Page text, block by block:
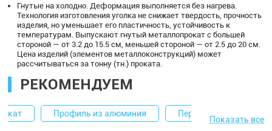
Гнутые на холодно. Деформация выполняется без нагрева.
Технология изготовления уголка не снижает твердость, прочность
изделия, но уменьшает его пластичность, устойчивость к
температурам. Выпускают гнутый металлопрокат с большей
стороной — от 3.2 до 15.5 см, меньшей стороной — от 2.5 до 20 см.
Цена изделий (элементов металлоконструкций) может
рассчитываться за тонну (тн.) проката.
РЕКОМЕНДУЕМ
Профиль из алюминия Переходы
Показать все